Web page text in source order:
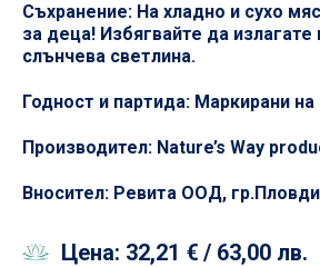
Съхранение: На хладно и сухо
за деца! Избягвайте да излагате
слънчева светлина.
Годност и партида: Маркирани на
Производител: Nature’s Way
Вносител: Ревита ООД,
Цена: 32,21 € / 63,00 лв.